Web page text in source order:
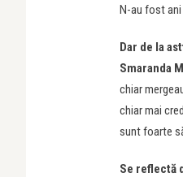
N-au fost ani
Dar de la
Smaranda
chiar
chiar mai
sunt foarte
Se reflectă